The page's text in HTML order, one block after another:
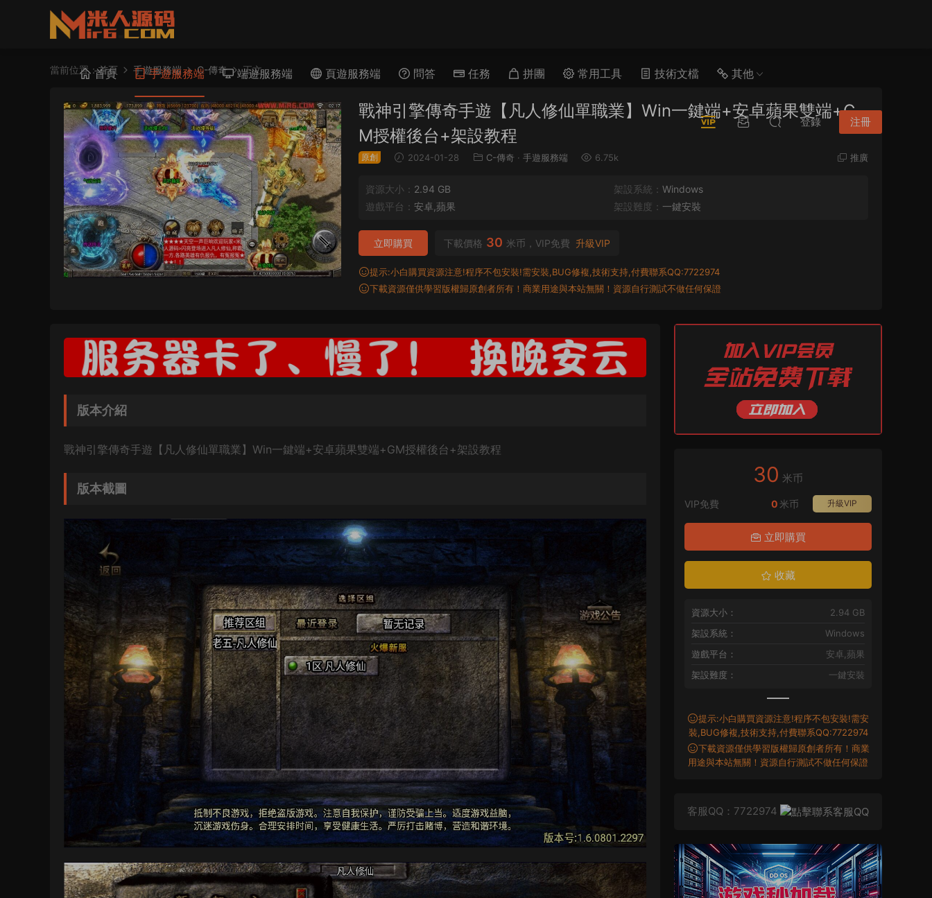
首頁 手遊服務端 端遊服務端 頁遊服務端 問答 任務 拼團 常用工具 技術文檔 其他
登錄 注冊
當前位置：首頁 手遊服務端 C-傳奇 正文
戰神引擎傳奇手遊【凡人修仙單職業】Win一鍵端+安卓蘋果雙端+G
M授權後台+架設教程
原創 2024-01-28 C-傳奇 · 手遊服務端 6.75k 推廣
資源大小： 2.94 GB 架設系統： Windows
遊戲平台： 安卓,蘋果 架設難度： 一鍵安裝
下載價格 30 米币，VIP免費 升級VIP
立即購買
提示:小白購買資源注意!程序不包安裝!需安裝,BUG修複,技術支持,付費聯系QQ:7722974
下載資源僅供學習版權歸原創者所有！商業用途與本站無關！資源自行測試不做任何保證
版本介紹
戰神引擎傳奇手遊【凡人修仙單職業】Win一鍵端+安卓蘋果雙端+GM授權後台+架設教程
版本截圖
30 米币
VIP免費 升級VIP
0 米币
立即購買
收藏
資源大小：
2.94 GB
架設系統：
Windows
遊戲平台：
安卓,蘋果
架設難度：
一鍵安裝
提示:小白購買資源注意!程序不包安裝!需安
裝,BUG修複,技術支持,付費聯系QQ:7722974
下載資源僅供學習版權歸原創者所有！商業
用途與本站無關！資源自行測試不做任何保證
客服QQ：7722974